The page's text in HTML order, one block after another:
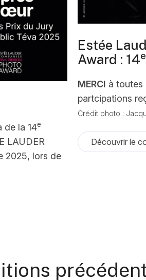
de la 14e
LAUDER
2025, lors de
Estée
Award : 14e
MERCI à toutes
partcipations
Crédit photo :
Découvrir le